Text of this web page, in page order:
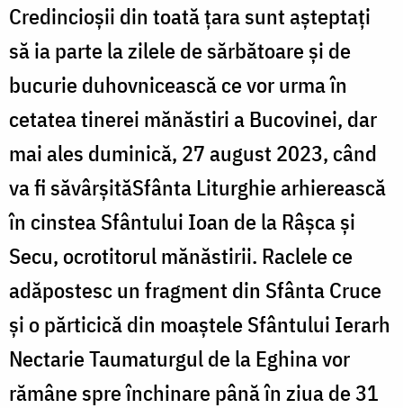
Credincioșii din toată țara sunt așteptați
să ia parte la zilele de sărbătoare și de
bucurie duhovnicească ce vor urma în
cetatea tinerei mănăstiri a Bucovinei, dar
mai ales duminică, 27 august 2023, când
va fi săvârșităSfânta Liturghie arhierească
în cinstea Sfântului Ioan de la Râșca și
Secu, ocrotitorul mănăstirii. Raclele ce
adăpostesc un fragment din Sfânta Cruce
și o părticică din moaștele Sfântului Ierarh
Nectarie Taumaturgul de la Eghina vor
rămâne spre închinare până în ziua de 31